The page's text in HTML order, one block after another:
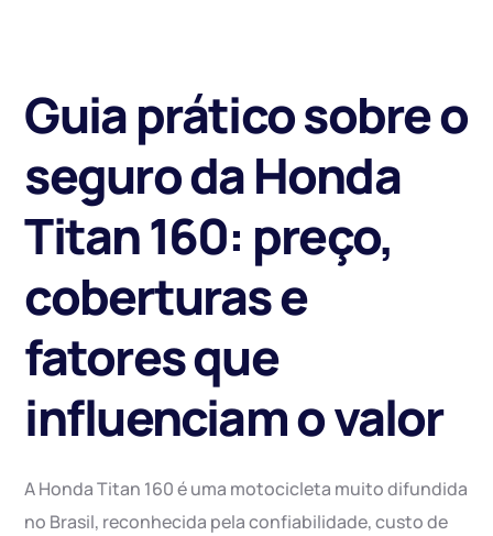
Guia prático sobre o
seguro da Honda
Titan 160: preço,
coberturas e
fatores que
influenciam o valor
A Honda Titan 160 é uma motocicleta muito difundida
no Brasil, reconhecida pela confiabilidade, custo de